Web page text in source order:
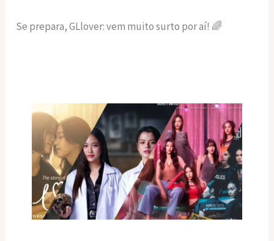
Se prepara, GLlover: vem muito surto por aí! 🌈